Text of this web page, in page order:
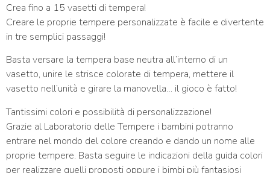
Crea fino a 15 vasetti di tempera!
Creare le proprie tempere personalizzate è facile e divertente
in tre semplici passaggi!
Basta versare la tempera base neutra all’interno di un
vasetto, unire le strisce colorate di tempera, mettere il
vasetto nell’unità e girare la manovella… il gioco è fatto!
Tantissimi colori e possibilità di personalizzazione!
Grazie al Laboratorio delle Tempere i bambini potranno
entrare nel mondo del colore creando e dando un nome alle
proprie tempere. Basta seguire le indicazioni della guida colori
per realizzare quelli proposti oppure i bimbi più fantasiosi